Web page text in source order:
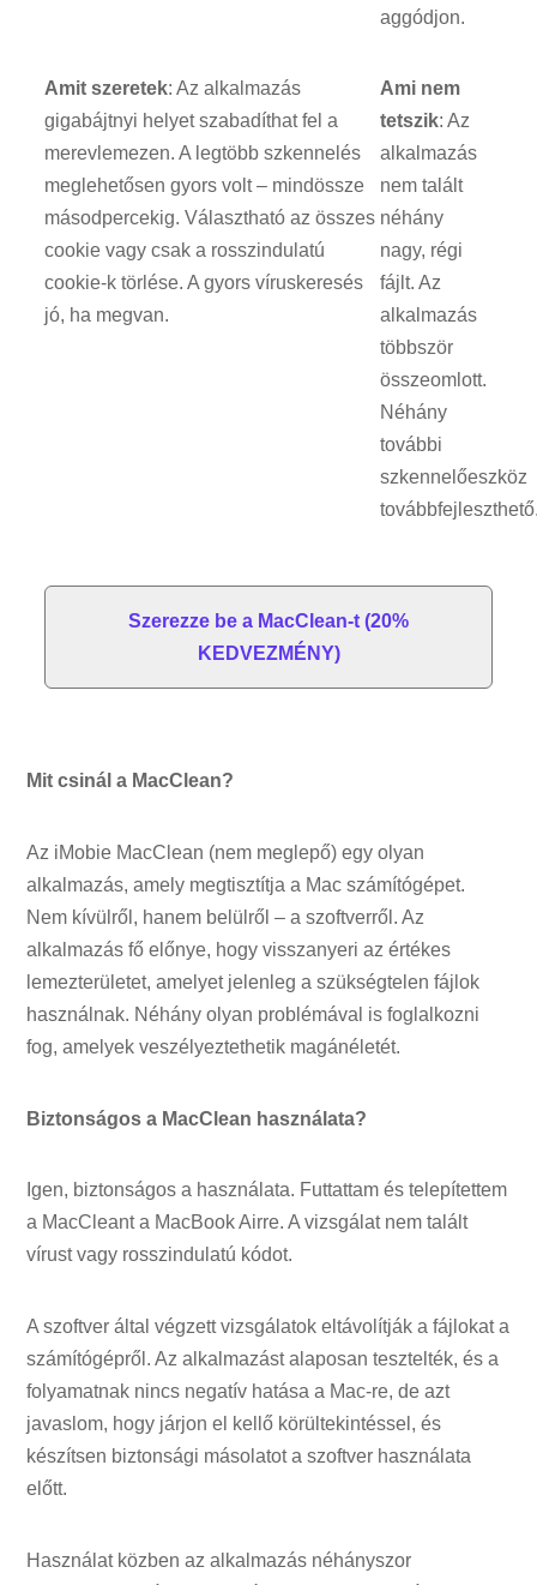
aggódjon.
Amit szeretek: Az alkalmazás
gigabájtnyi helyet szabadíthat fel a
merevlemezen. A legtöbb szkennelés
meglehetősen gyors volt – mindössze
másodpercekig. Választható az összes
cookie vagy csak a rosszindulatú
cookie-k törlése. A gyors víruskeresés
jó, ha megvan.
Ami nem
tetszik: Az
alkalmazás
nem talált
néhány
nagy, régi
fájlt. Az
alkalmazás
többször
összeomlott.
Néhány
további
szkennelőeszköz
Szerezze be a MacClean-t (20%
KEDVEZMÉNY)
Mit csinál a MacClean?
Az iMobie MacClean (nem meglepő) egy olyan
alkalmazás, amely megtisztítja a Mac számítógépet.
Nem kívülről, hanem belülről – a szoftverről. Az
alkalmazás fő előnye, hogy visszanyeri az értékes
lemezterületet, amelyet jelenleg a szükségtelen fájlok
használnak. Néhány olyan problémával is foglalkozni
fog, amelyek veszélyeztethetik magánéletét.
Biztonságos a MacClean használata?
Igen, biztonságos a használata. Futtattam és telepítettem
a MacCleant a MacBook Airre. A vizsgálat nem talált
vírust vagy rosszindulatú kódot.
A szoftver által végzett vizsgálatok eltávolítják a fájlokat a
számítógépről. Az alkalmazást alaposan tesztelték, és a
folyamatnak nincs negatív hatása a Mac-re, de azt
javaslom, hogy járjon el kellő körültekintéssel, és
készítsen biztonsági másolatot a szoftver használata
előtt.
Használat közben az alkalmazás néhányszor